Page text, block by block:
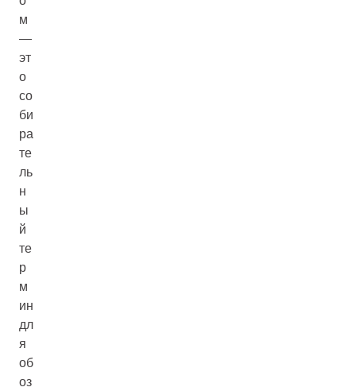
м
—
эт
о
со
би
ра
те
ль
н
ы
й
те
р
м
ин
дл
я
об
оз